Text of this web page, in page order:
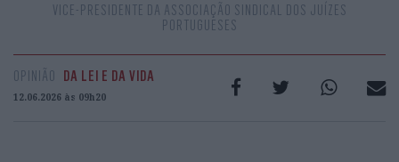
VICE-PRESIDENTE DA ASSOCIAÇÃO SINDICAL DOS JUÍZES
PORTUGUESES
OPINIÃO DA LEI E DA VIDA
12.06.2026 às 09h20